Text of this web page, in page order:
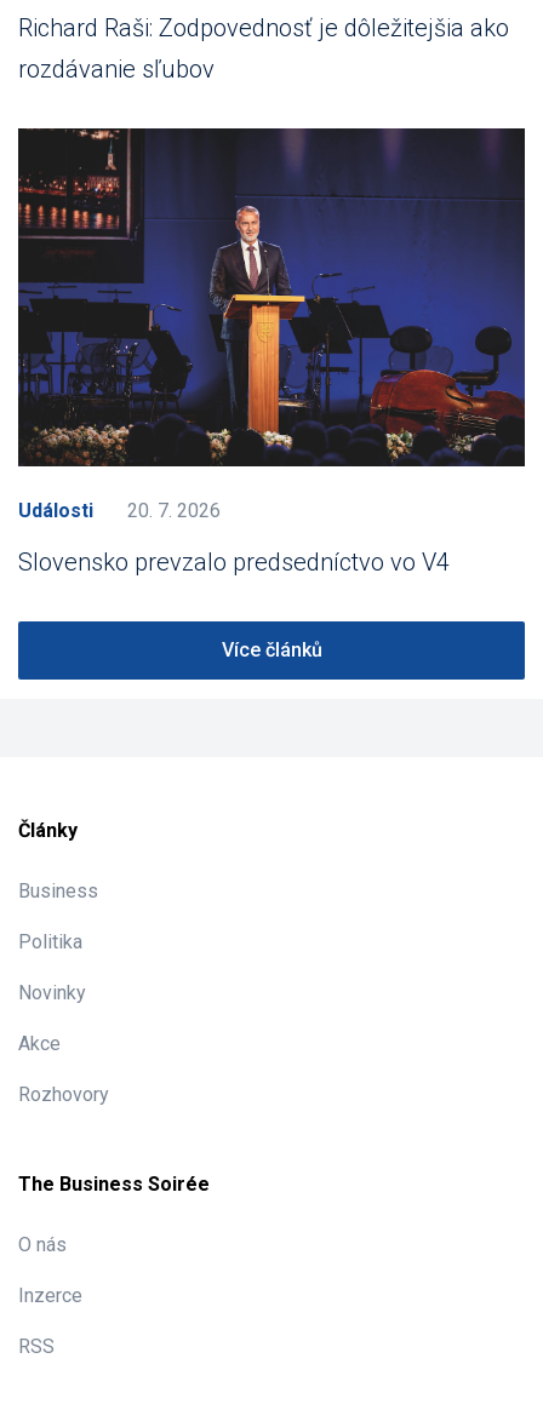
Richard Raši: Zodpovednosť je dôležitejšia ako
rozdávanie sľubov
Události 20. 7. 2026
Slovensko prevzalo predsedníctvo vo V4
Více článků
Články
Business
Politika
Novinky
Akce
Rozhovory
The Business Soirée
O nás
Inzerce
RSS